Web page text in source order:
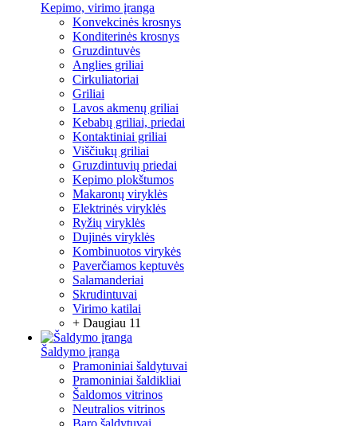
Kepimo, virimo įranga
Konvekcinės krosnys
Konditerinės krosnys
Gruzdintuvės
Anglies griliai
Cirkuliatoriai
Griliai
Lavos akmenų griliai
Kebabų griliai, priedai
Kontaktiniai griliai
Viščiukų griliai
Gruzdintuvių priedai
Kepimo plokštumos
Makaronų viryklės
Elektrinės viryklės
Ryžių viryklės
Dujinės viryklės
Kombinuotos virykės
Paverčiamos keptuvės
Salamanderiai
Skrudintuvai
Virimo katilai
+ Daugiau 11
Šaldymo įranga
Pramoniniai šaldytuvai
Pramoniniai šaldikliai
Šaldomos vitrinos
Neutralios vitrinos
Baro šaldytuvai